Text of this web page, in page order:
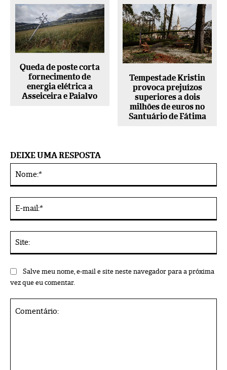
Queda de poste corta
fornecimento de
energia elétrica a
Asseiceira e Paialvo
Tempestade Kristin
provoca prejuízos
superiores a dois
milhões de euros no
Santuário de Fátima
DEIXE UMA RESPOSTA
Salve meu nome, e-mail e site neste navegador para a próxima
vez que eu comentar.